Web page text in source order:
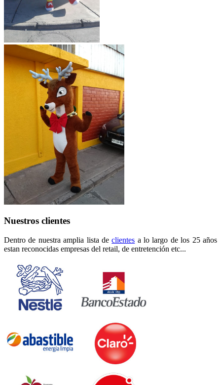
Nuestros clientes
Dentro de nuestra amplia lista declientes a lo largo de los 25 años
estan reconocidas empresas del retail, de entretención etc...